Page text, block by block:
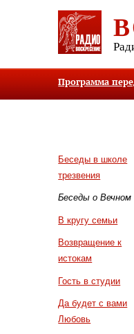
Программа
Беседы в школе
трезвения
Беседы о Вечном
В кругу семьи
Возвращение к
истокам
Гость в студии
Да будет с вами
Любовь